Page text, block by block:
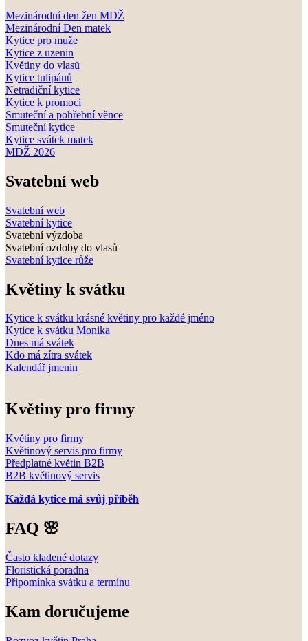
Mezinárodní den žen MDŽ
Mezinárodní Den matek
Kytice pro muže
Kytice z uzenin
Květiny do vlasů
Kytice tulipánů
Netradiční kytice
Kytice k promoci
Smuteční a pohřební věnce
Smuteční kytice
Kytice svátek matek
MDŽ 2026
Svatební web
Svatební web
Svatební kytice
Svatební výzdoba
Svatební ozdoby do vlasů
Svatební kytice růže
Květiny k svátku
Kytice k svátku krásné květiny pro každé jméno
Kytice k svátku Monika
Dnes má svátek
Kdo má zítra svátek
Kalendář jmenin
Květiny pro firmy
Květiny pro firmy
Květinový servis pro firmy
Předplatné květin B2B
B2B květinový servis
Každá kytice má svůj příběh
FAQ 🌸
Často kladené dotazy
Floristická poradna
Připomínka svátku a termínu
Kam doručujeme